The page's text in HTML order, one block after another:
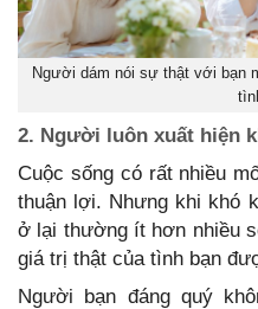
Người dám nói sự thật với bạn
2. Người luôn xuất hiện
Cuộc sống có rất nhiều
thuận lợi. Nhưng khi khó
ở lại thường ít hơn nhiều
giá trị thật của tình bạn
Người bạn đáng quý